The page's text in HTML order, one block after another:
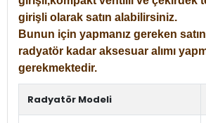
girişli olarak satın alabilirsiniz.
Bunun için yapmanız gereken satın
radyatör kadar aksesuar alımı
gerekmektedir.
Radyatör Modeli